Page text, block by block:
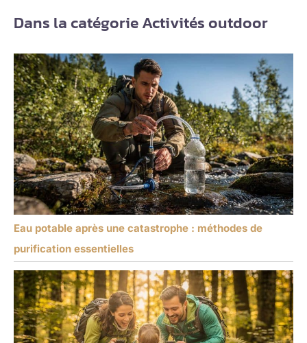
Dans la catégorie Activités outdoor
Eau potable après une catastrophe : méthodes de
purification essentielles